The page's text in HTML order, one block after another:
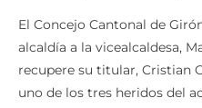
alcaldía a la vicealcaldesa,
recupere su titular, Cristian
uno de los tres heridos del
pasado martes 29 de julio